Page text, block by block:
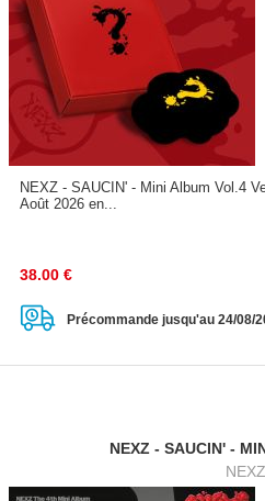
NEXZ - SAUCIN' - Mini Album Vol.4
Août 2026 en...
38.00 €
Précommande jusqu'au 24/08/
NEXZ - SAUCIN' -
NEXZ